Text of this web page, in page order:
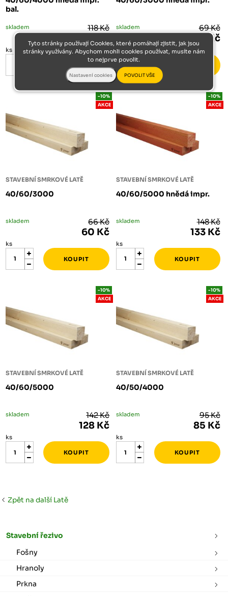
bal.
skladem 118 Kč
107 Kč
ks
skladem 69 Kč
62 Kč
ks
STAVEBNÍ SMRKOVÉ LATĚ
40/60/3000
-10%
AKCE
skladem 66 Kč
60 Kč
ks
STAVEBNÍ SMRKOVÉ LATĚ
40/60/5000 hnědá impr.
-10%
AKCE
skladem 148 Kč
133 Kč
ks
STAVEBNÍ SMRKOVÉ LATĚ
40/60/5000
-10%
AKCE
skladem 142 Kč
128 Kč
ks
STAVEBNÍ SMRKOVÉ LATĚ
40/50/4000
-10%
AKCE
skladem 95 Kč
85 Kč
ks
Zpět na další Latě
Stavební řezivo
Fošny
Hranoly
Prkna
Tyto stránky používají Cookies, které pomáhají zjistit, jak jsou
stránky využívány. Abychom mohli cookies používat, musíte nám
to nejprve povolit.